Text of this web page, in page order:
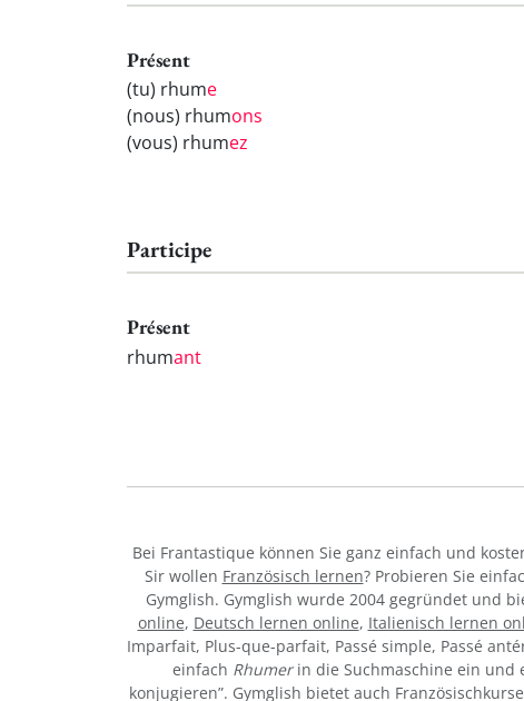
Présent
(tu) rhume
(nous) rhumons
(vous) rhumez
Participe
Présent
rhumant
Bei Frantastique können Sie ganz einfach und
Sir wollen Französisch lernen? Probieren Sie
Gymglish. Gymglish wurde 2004 gegründet und
online, Deutsch lernen online, Italienisch lernen
Imparfait, Plus-que-parfait, Passé simple, Passé
einfach Rhumerin die Suchmaschine ein und
konjugieren”. Gymglish bietet auch